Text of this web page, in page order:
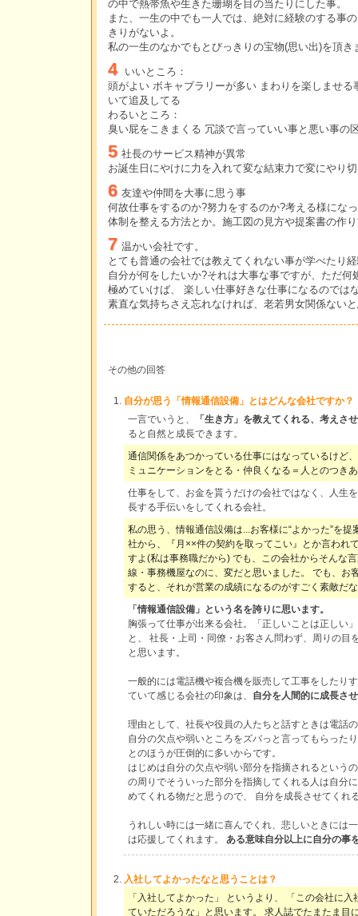
の中で熱帯魚や生きた珊瑚を目の当たりにした事。
また、一生の中でも一人では、絶対に経験のする事
きりがないよ。
私の一生のなかでもとびっきりの宝物(思い出)を頂き
4
いいところ：
頭がよい ボキャブラリーが多い まわりを楽しませ
いて追及してる
わるいところ：
臭い屁をこきまくる 冗談で言っていい事と悪い事の
5 社長のサービス精神が異常
お誕生日にやけに力を入れて変な結束力で変にやり
6 友達や仲間を大事に思う事
何故仕事をするのか?努力をするのか?考える様にな
体制を整える方法とか。施工図の見方や提案書の作
7 温かい会社です。
とても普通の会社では教えてくれない事が学べたり
自分が何をしたいか?それは大事な事ですが、ただ
極めていけば、 楽しい仕事好きな仕事になるのでは
素直な気持ちさえ忘れなければ、老若男女関係ない
その他の回答
自分が思う「情報通信設備」とはどんな会社ですか？
一言でいうと、
「生き方」を教えてくれる、考えさ
ると自然と成長できます。
通信関係をあつかっている仕事にはなっているけど
ミュニケーションをとる・仲良くなる＝人とのつき
仕事をして、お金を貰うだけの会社ではなく、人生
長する手伝いをしてくれる会社。
私の思う、情報通信設備は...お客様に“よかった”を
社から、『月××件の契約を取ってこい』とか言われ
すよ(私は事務職だから) でも、この会社からそんな
線・事務機屋なのに、変だと思いました。 でも、お
すると、それが営業の成績になるのがすごく素敵だ
「情報通信設備」という名を誇りに思います。
胸張って仕事が出来る会社。「正しいことは正しい
と、 社長・上司・同僚・お客さん問わず、周りの目
と思います。
一般的には電話機や複合機を販売して工事をしたり
ていて感じる会社の印象は、 自分を人間的に成長さ
理由として、社長や役員の人たちと話すときは電話
自分の欠点や弱いところをズバっと言ってもらった
とのほうが圧倒的に多いからです。
はじめは自分の欠点や弱い部分を指摘されるという
の周りでそういった部分を指摘してくれる人は自分
めてくれる物だと思うので、 自分を成長させてくれ
うれしい時には一緒に喜んでくれ、悲しいときには
は応援してくれます。 ある意味自分以上に自分の事
入社してよかったなと思うことは？
「入社してよかった」 というより、 「この会社に
ていただろうな」と思います。 求人誌でたまたま目